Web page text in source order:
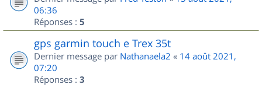
06:36
Réponses : 5
gps garmin touch e Trex 35t
Dernier message par Nathanaela2 « 14 août 2021,
07:20
Réponses : 3